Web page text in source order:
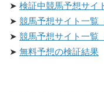
検証中競馬予想サイ
競馬予想サイト一覧
競馬予想サイト一覧
無料予想の検証結果